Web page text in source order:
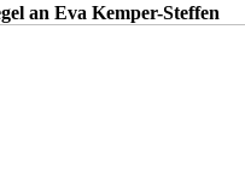
an Eva Kemper-Steffen